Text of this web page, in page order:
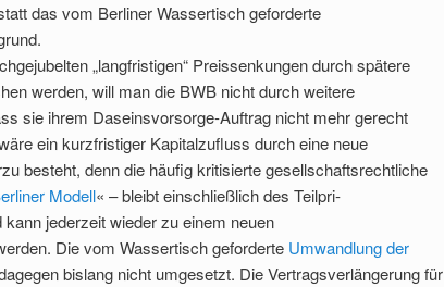
das vom Berliner Wassertisch geforderte
„langfristigen“ Preissenkungen durch spätere
werden, will man die BWB nicht durch weitere
sie ihrem Daseinsvorsorge-Auftrag nicht mehr gerecht
ein kurz­fristiger Kapitalzufluss durch eine neue
besteht, denn die häufig kriti­sierte gesellschaftsrechtliche
Modell« – bleibt einschließlich des Teilpri­
jederzeit wieder zu einem neuen
Die vom Wassertisch geforderte Umwandlung der
bis­lang nicht umgesetzt. Die Vertragsverlängerung für